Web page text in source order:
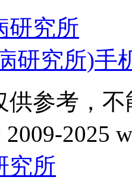
研究所
研究所)手
供参考，
2025
究所